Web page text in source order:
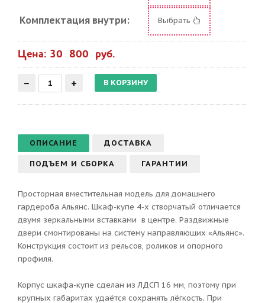
Комплектация внутри: Выбрать
Цена: 30 800 руб.
ОПИСАНИЕ ДОСТАВКА
ПОДЪЕМ И СБОРКА ГАРАНТИИ
Просторная вместительная модель для домашнего
гардероба Альянс. Шкаф-купе 4-х створчатый отличается
двумя зеркальными вставками в центре. Раздвижные
двери смонтированы на систему направляющих «Альянс».
Конструкция состоит из рельсов, роликов и опорного
профиля.
Корпус шкафа-купе сделан из ЛДСП 16 мм, поэтому при
крупных габаритах удаётся сохранять лёгкость. При